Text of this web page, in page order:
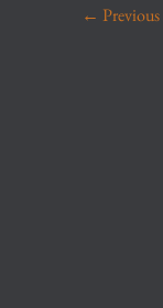
←